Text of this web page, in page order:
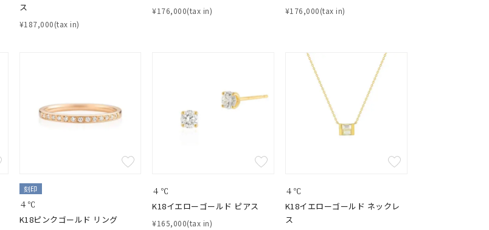
限定
すべて表示
ス
¥187,000(tax in)
¥176,000(tax in) ¥176,000(tax in)
刻印
４℃
K18ピンクゴールド リング
４℃
K18イエローゴールド ピアス
¥165,000(tax in)
４℃
K18イエローゴールド ネックレ
ス